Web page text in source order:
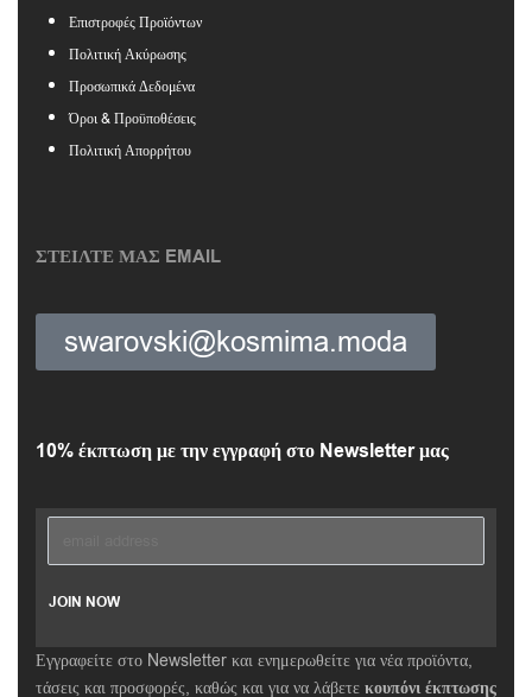
Επιστροφές Προϊόντων
Πολιτική Ακύρωσης
Προσωπικά Δεδομένα
Όροι & Προϋποθέσεις
Πολιτική Απορρήτου
ΣΤΕΙΛΤΕ ΜΑΣ EMAIL
swarovski@kosmima.moda
10% έκπτωση με την εγγραφή στο Newsletter μας
Εγγραφείτε στο Newsletter και ενημερωθείτε για νέα προϊόντα,
τάσεις και προσφορές, καθώς και για να λάβετε κουπόνι έκπτωσης